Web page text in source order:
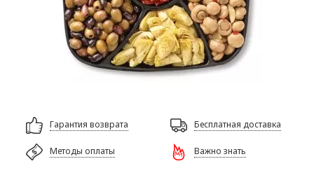
Гарантия возврата Бесплатная доставка
Методы оплаты Важно знать